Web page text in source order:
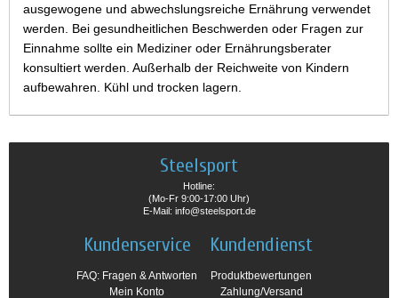
ausgewogene und abwechslungsreiche Ernährung verwendet
werden. Bei gesundheitlichen Beschwerden oder Fragen zur
Einnahme sollte ein Mediziner oder Ernährungsberater
konsultiert werden. Außerhalb der Reichweite von Kindern
aufbewahren. Kühl und trocken lagern.
Steelsport
Hotline:
(Mo-Fr 9:00-17:00 Uhr)
E-Mail: info@steelsport.de
Kundenservice
FAQ: Fragen & Antworten
Mein Konto
Kundendienst
Produktbewertungen
Zahlung/Versand